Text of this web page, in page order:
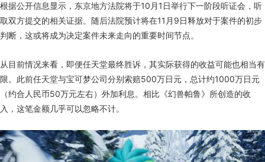
根据公开信息显示，东京地方法院将于10月1日举行下一阶段听证会，听
取双方提交的相关证据。随后法院预计将在11月9日释放对于案件的初步
判断，这或将成为决定案件未来走向的重要时间节点。
从目前情况来看，即便任天堂最终胜诉，其实际获得的收益可能也相当有
限。此前任天堂与宝可梦公司分别索赔500万日元，总计约1000万日元
（约合人民币50万元左右）外加利息。相比《幻兽帕鲁》所创造的收
入，这笔金额几乎可以忽略不计。